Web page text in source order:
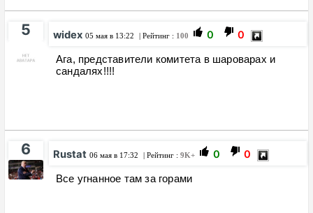
5 widex 05 мая в 13:22 | Рейтинг : 100 0 0
Ага, представители комитета в шароварах и
сандалях!!!!
6 Rustat 06 мая в 17:32 | Рейтинг : 9K+ 0 0
Все угнанное там за горами